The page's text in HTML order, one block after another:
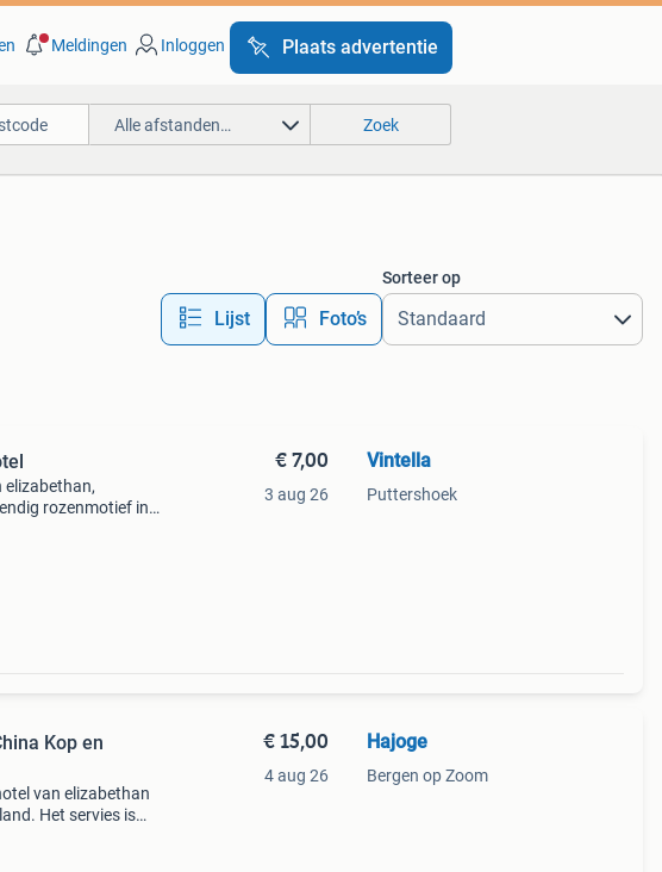
Meldingen Inloggen Plaats advertentie
Alle afstanden… Zoek
Lijst Foto’s
Sorteer op
elizabethan,
rozenmotief in
€ 7,00
3 aug 26
Vintella
Puttershoek
Kop en
van elizabethan
Het servies is
€ 15,00
4 aug 26
Hajoge
Bergen op Zoom